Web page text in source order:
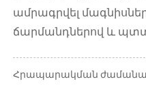
ամրագրվել
ճարմանդներով և
Հրապարակման